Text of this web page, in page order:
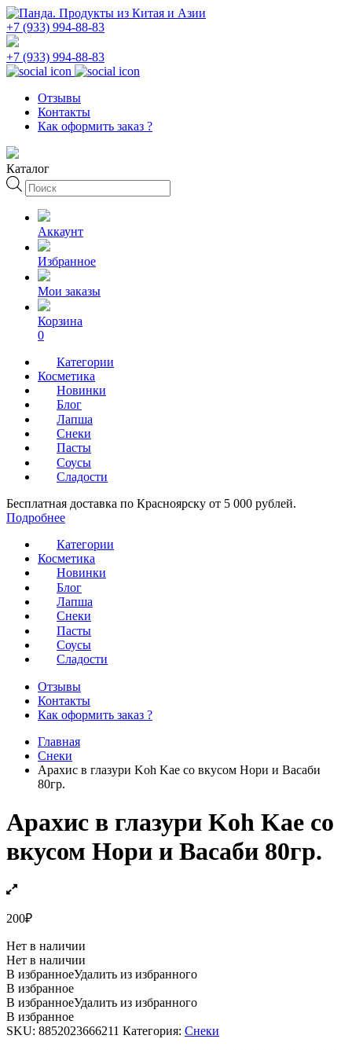
+7 (933) 994-88-83
+7 (933) 994-88-83
Отзывы
Контакты
Как оформить заказ ?
Каталог
Поиск
товаров
Аккаунт
Избранное
Мои заказы
Корзина
0
Категории
Косметика
Новинки
Блог
Лапша
Снеки
Пасты
Соусы
Сладости
Бесплатная доставка по Красноярску от 5 000 рублей.
Подробнее
Категории
Косметика
Новинки
Блог
Лапша
Снеки
Пасты
Соусы
Сладости
Отзывы
Контакты
Как оформить заказ ?
Главная
Снеки
Арахис в глазури Koh Kae со вкусом Нори и Васаби
80гр.
Арахис в глазури Koh Kae со
вкусом Нори и Васаби 80гр.
200₽
Нет в наличии
Нет в наличии
В избранноеУдалить из избранного
В избранное
В избранноеУдалить из избранного
В избранное
SKU: 8852023666211 Категория: Снеки